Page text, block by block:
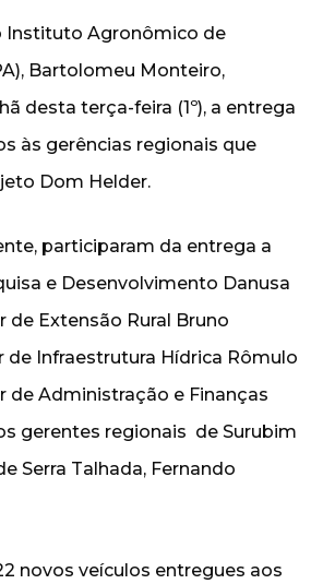
Instituto Agronômico de
Bartolomeu Monteiro,
desta terça-feira (1º), a entrega
às gerências regionais que
Dom Helder.
participaram da entrega a
e Desenvolvimento Danusa
de Extensão Rural Bruno
de Infraestrutura Hídrica Rômulo
de Administração e Finanças
gerentes regionais de Surubim
Serra Talhada, Fernando
novos veículos entregues aos